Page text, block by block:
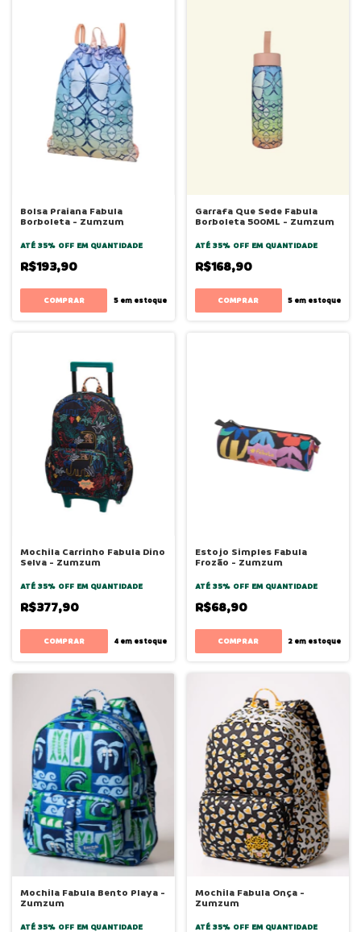
Bolsa Praiana Fabula
Borboleta - Zumzum
ATÉ 35% OFF EM QUANTIDADE
R$193,90
5em estoque
Garrafa Que Sede Fabula
Borboleta 500ML - Zumzum
ATÉ 35% OFF EM QUANTIDADE
R$168,90
5 em estoque
Mochila Carrinho Fabula Dino
Selva - Zumzum
ATÉ 35% OFF EM QUANTIDADE
R$377,90
4em estoque
Estojo Simples Fabula
Frozão - Zumzum
ATÉ 35% OFF EM QUANTIDADE
R$68,90
2 em estoque
Mochila Fabula Bento Playa -
Zumzum
ATÉ 35% OFF EM QUANTIDADE
Mochila Fabula Onça -
Zumzum
ATÉ 35% OFF EM QUANTIDADE